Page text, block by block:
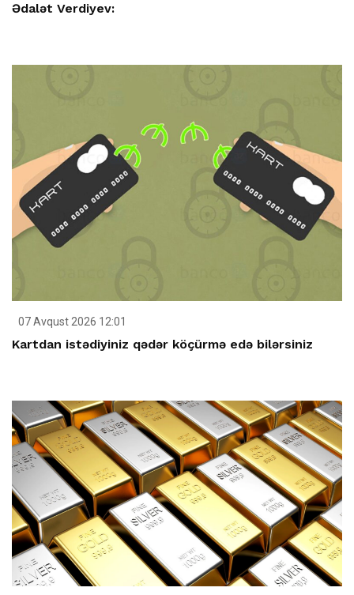
Ədalət Verdiyev:
07 Avqust 2026 12:01
Kartdan istədiyiniz qədər köçürmə edə bilərsiniz